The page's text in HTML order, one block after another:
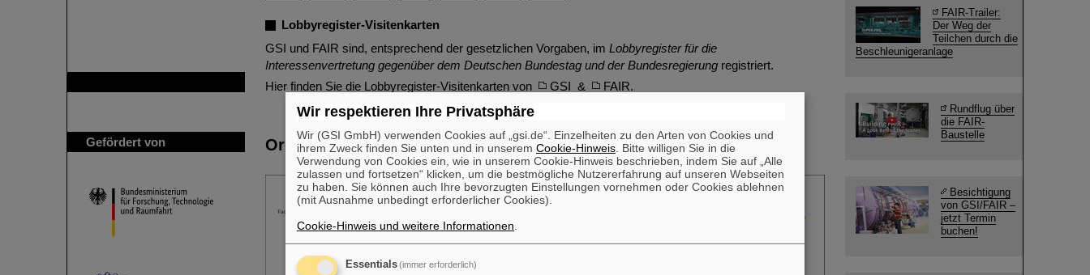
Gefördert von
Lobbyregister-Visitenkarten
GSI und FAIR sind, entsprechend der gesetzlichen Vorgaben, im Lobbyregister für die
Interessenvertretung gegenüber dem Deutschen Bundestag und der Bundesregierung registriert.
Hier finden Sie die Lobbyregister-Visitenkarten von
GSI & FAIR.
Organigramm FAIR & GSI
FAIR-Trailer:
Der Weg der
Teilchen durch die
Beschleunigeranlage
Rundflug über
die FAIR-
Baustelle
Besichtigung
von GSI/FAIR –
jetzt Termin
buchen!
Wir respektieren Ihre Privatsphäre
Wir (GSI GmbH) verwenden Cookies auf „gsi.de“. Einzelheiten zu den Arten von Cookies und
ihrem Zweck finden Sie unten und in unserem Cookie-Hinweis . Bitte willigen Sie in die
Verwendung von Cookies ein, wie in unserem Cookie-Hinweis beschrieben, indem Sie auf „Alle
zulassen und fortsetzen“ klicken, um die bestmögliche Nutzererfahrung auf unseren Webseiten
zu haben. Sie können auch Ihre bevorzugten Einstellungen vornehmen oder Cookies ablehnen
(mit Ausnahme unbedingt erforderlicher Cookies).
Cookie-Hinweis und weitere Informationen
Essentials(immer erforderlich)